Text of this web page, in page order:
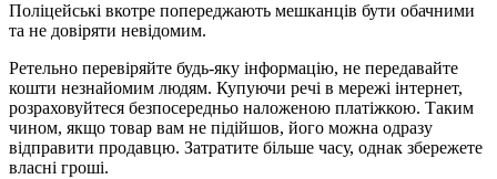
Поліцейські вкотре попереджають мешканців бути обачними
та не довіряти невідомим.
Ретельно перевіряйте будь-яку інформацію, не передавайте
кошти незнайомим людям. Купуючи речі в мережі інтернет,
розраховуйтеся безпосередньо наложеною платіжкою. Таким
чином, якщо товар вам не підійшов, його можна одразу
відправити продавцю. Затратите більше часу, однак збережете
власні гроші.